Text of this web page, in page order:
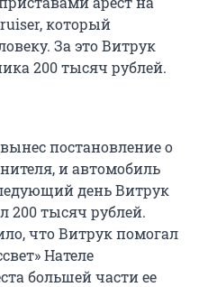
который
За это Витрук
200 тысяч рублей.
постановление о
и автомобиль
день Витрук
200 тысяч рублей.
что Витрук помогал
Нателе
большей части ее